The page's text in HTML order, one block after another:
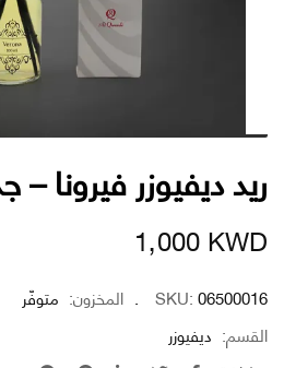
ديفيوزر فيرونا – جديد
1٫000
SKU: المخزون: متوفّر
ديفيوزر